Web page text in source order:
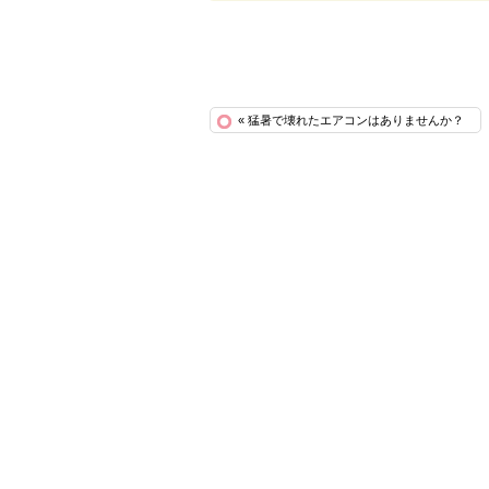
« 猛暑で壊れたエアコンはありませんか？